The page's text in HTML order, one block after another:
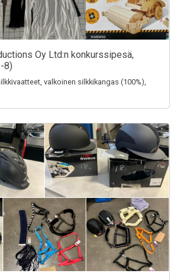
Oy Ltd:n konkurssipesä,
8)
valkoinen silkkikangas (100%),